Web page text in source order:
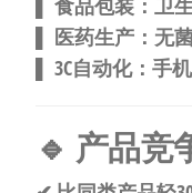
​食品包装​ ：卫
​医药生产​ ：无
​3C自动化​：手
​🔹 产品竞